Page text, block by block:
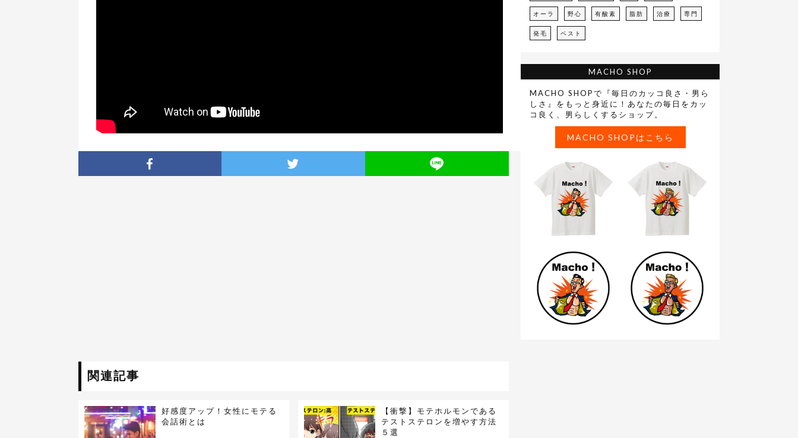
関連記事
好感度アップ！女性にモテる
会話術とは
【衝撃】モテホルモンである
テストステロンを増やす方法
５選
オーラ 野心 有酸素 脂肪 治療 専門
発毛 ベスト
MACHO SHOP
MACHO SHOPで『毎日のカッコ良さ・男ら
しさ』をもっと身近に！あなたの毎日をカッ
コ良く、男らしくするショップ。
MACHO SHOPはこちら